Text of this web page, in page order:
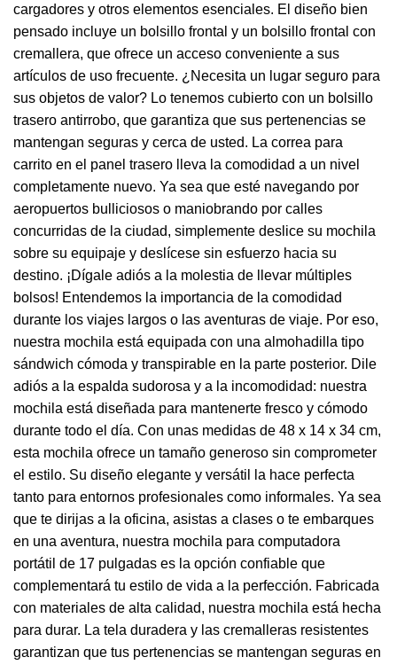
cargadores y otros elementos esenciales. El diseño bien
pensado incluye un bolsillo frontal y un bolsillo frontal con
cremallera, que ofrece un acceso conveniente a sus
artículos de uso frecuente. ¿Necesita un lugar seguro para
sus objetos de valor? Lo tenemos cubierto con un bolsillo
trasero antirrobo, que garantiza que sus pertenencias se
mantengan seguras y cerca de usted. La correa para
carrito en el panel trasero lleva la comodidad a un nivel
completamente nuevo. Ya sea que esté navegando por
aeropuertos bulliciosos o maniobrando por calles
concurridas de la ciudad, simplemente deslice su mochila
sobre su equipaje y deslícese sin esfuerzo hacia su
destino. ¡Dígale adiós a la molestia de llevar múltiples
bolsos! Entendemos la importancia de la comodidad
durante los viajes largos o las aventuras de viaje. Por eso,
nuestra mochila está equipada con una almohadilla tipo
sándwich cómoda y transpirable en la parte posterior. Dile
adiós a la espalda sudorosa y a la incomodidad: nuestra
mochila está diseñada para mantenerte fresco y cómodo
durante todo el día. Con unas medidas de 48 x 14 x 34 cm,
esta mochila ofrece un tamaño generoso sin comprometer
el estilo. Su diseño elegante y versátil la hace perfecta
tanto para entornos profesionales como informales. Ya sea
que te dirijas a la oficina, asistas a clases o te embarques
en una aventura, nuestra mochila para computadora
portátil de 17 pulgadas es la opción confiable que
complementará tu estilo de vida a la perfección. Fabricada
con materiales de alta calidad, nuestra mochila está hecha
para durar. La tela duradera y las cremalleras resistentes
garantizan que tus pertenencias se mantengan seguras en